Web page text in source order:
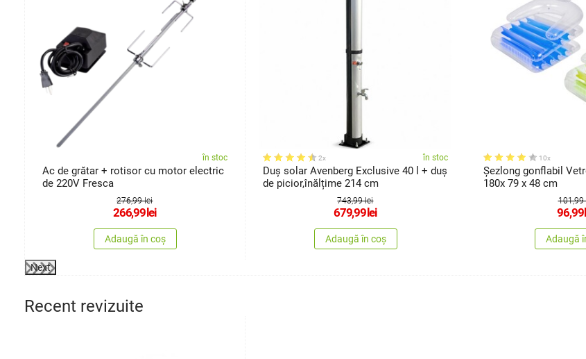
în stoc
Ac de grătar + rotisor cu motor electric
de 220V Fresca
276,99 lei
266,99lei
Adaugă în coș
2x în stoc
Duș solar Avenberg Exclusive 40 l + duș
de picior,înălțime 214 cm
743,99 lei
679,99lei
Adaugă în coș
10x
Șezlong gonflabil
180x 79 x 48 cm
101,99
96,99
Adaugă
Next
Recent revizuite